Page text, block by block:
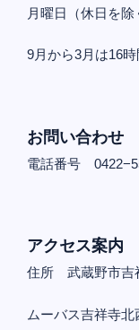
月曜日（休日を
9月から3月は16
お問い合わせ
電話番号
アクセス案内
住所 武蔵野市吉
ムーバス吉祥寺